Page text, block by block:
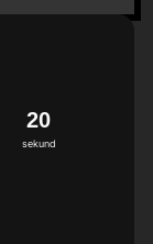
sekund
1
2
9
0